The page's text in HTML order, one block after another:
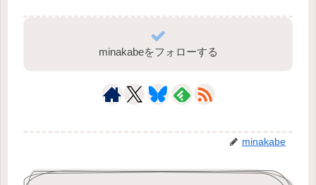
minakabeをフォローする
minakabe